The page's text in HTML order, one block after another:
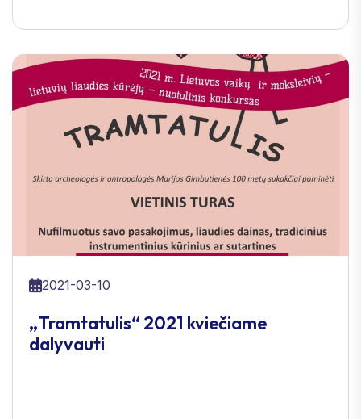
2021-03-10
„Tramtatulis“ 2021 kviečiame
dalyvauti